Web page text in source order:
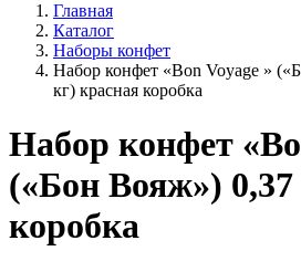
Главная
Каталог
Наборы конфет
Набор конфет «Bon Voyage »
кг) красная коробка
Набор конфет
(«Бон Вояж») 0,37
коробка